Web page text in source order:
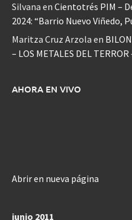
Silvana en Cientotrés PIM –
2024: “Barrio Nuevo Viñedo,
Maritza Cruz Arzola en
– LOS METALES DEL
AHORA EN VIVO
Abrir en nueva página
junio 2011